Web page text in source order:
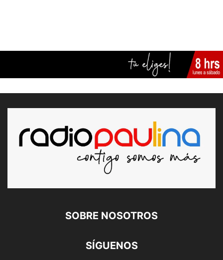
SOBRE NOSOTROS
SÍGUENOS